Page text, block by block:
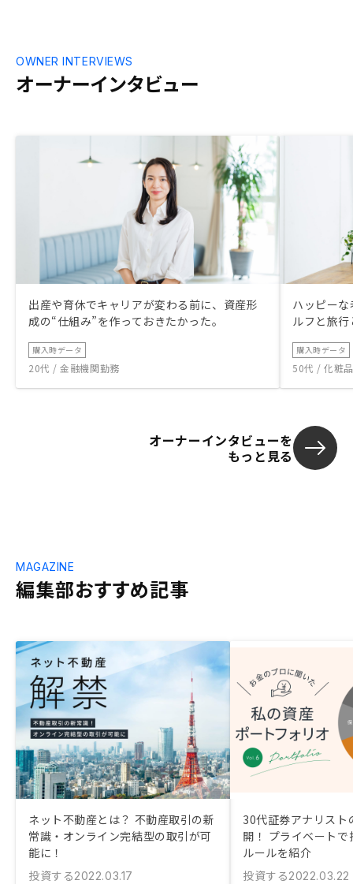
オーナーインタビュー
OWNER INTERVIEWS
出産や育休でキャリアが変わる前に、資産形
成の“仕組み”を作っておきたかった。
購入時データ
20代 / 金融機関勤務
ハッピー
ルフと旅
購入時データ
50代 / 化粧
オーナーインタビューを
もっと見る
編集部おすすめ記事
MAGAZINE
ネット不動産とは？ 不動産取引の新
常識・オンライン完結型の取引が可
能に！
投資する2022.03.17
30代証券アナリスト
開！ プライベート
ルールを紹介
投資する2022.03.22